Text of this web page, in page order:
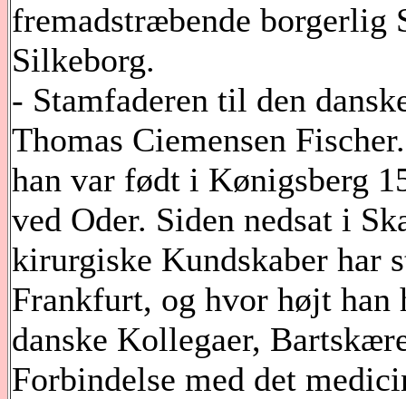
fremadstræbende borgerlig
Silkeborg.
- Stamfaderen til den
Thomas Ciemensen
han var født i Kønigsberg
ved Oder. Siden nedsat i
kirurgiske Kundskaber har
Frankfurt, og hvor højt
danske Kollegaer,
Forbindelse med det